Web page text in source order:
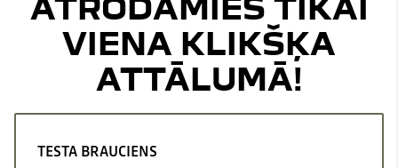
VIENA KLIKŠĶA
ATTĀLUMĀ!
TESTA BRAUCIENS